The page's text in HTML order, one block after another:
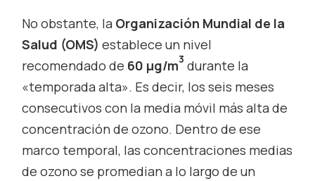
No obstante, la Organización Mundial de la
Salud (OMS) establece un nivel
recomendado de 60 μg/m3 durante la
«temporada alta». Es decir, los seis meses
consecutivos con la media móvil más alta de
concentración de ozono. Dentro de ese
marco temporal, las concentraciones medias
de ozono se promedian a lo largo de un